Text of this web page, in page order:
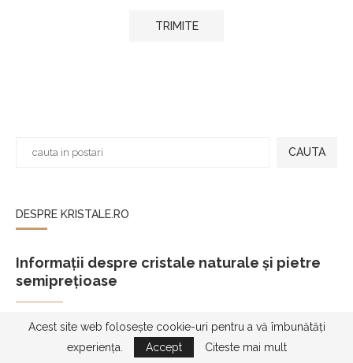
CAUTA
DESPRE KRISTALE.RO
Informații despre cristale naturale și pietre
semiprețioase
Kristale.ro – informații despre cristale naturale
Kristale.ro este o resursă dedicată cristalelor naturale și
Acest site web folosește cookie-uri pentru a vă îmbunătăți
experiența.
Accept Citeste mai mult